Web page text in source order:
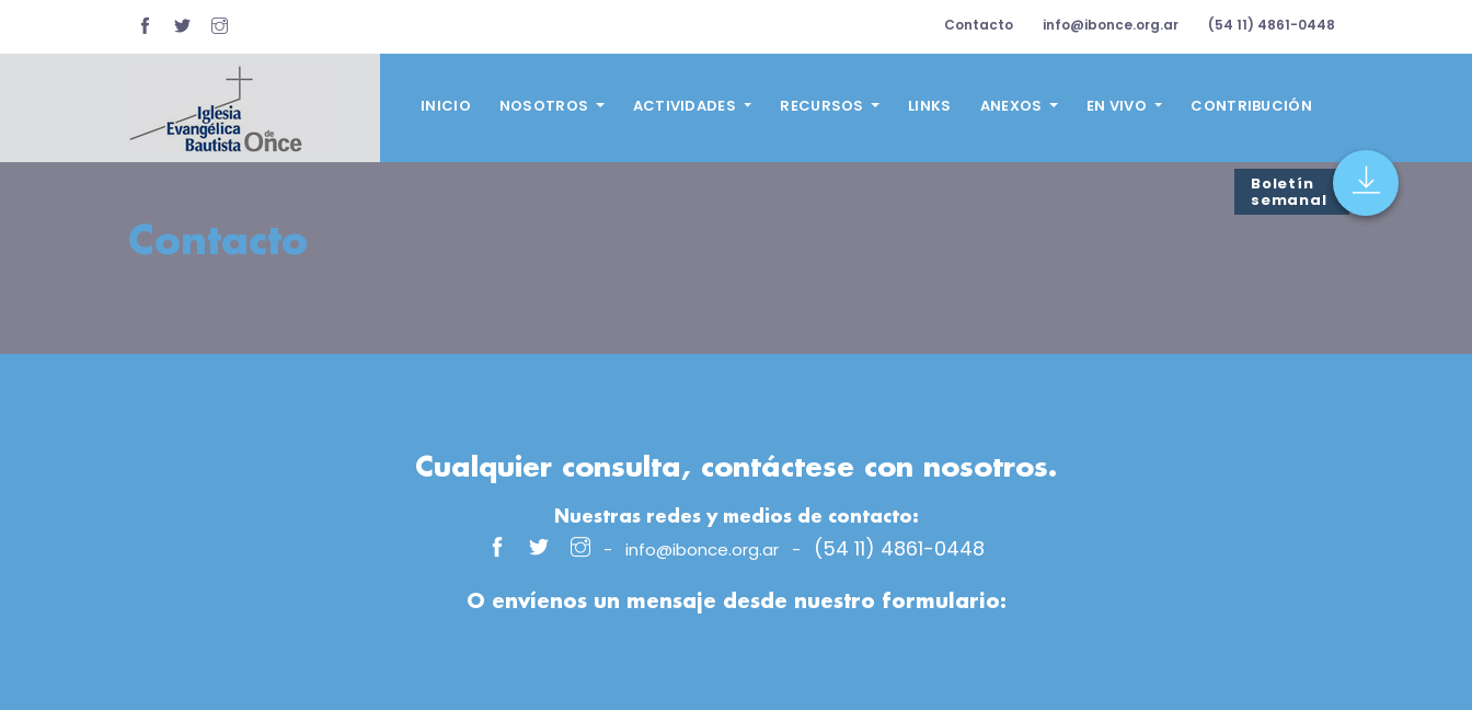
Contacto info@ibonce.org.ar (54 11) 4861-0448
INICIO NOSOTROS ACTIVIDADES RECURSOS LINKS ANEXOS EN VIVO CONTRIBUCIÓN
Boletín
semanal
Contacto
Cualquier consulta, contáctese con nosotros.
Nuestras redes y medios de contacto:
- info@ibonce.org.ar - (54 11) 4861-0448
O envíenos un mensaje desde nuestro formulario: